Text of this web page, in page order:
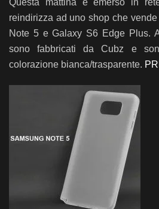
Questa mattina è emerso in
reindirizza ad uno shop che
Note 5 e Galaxy S6 Edge Plus.
sono fabbricati da Cubz e
colorazione bianca/trasparente.